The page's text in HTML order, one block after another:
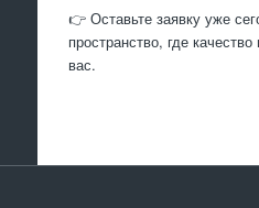
👉 Оставьте заявку уже
пространство, где
вас.